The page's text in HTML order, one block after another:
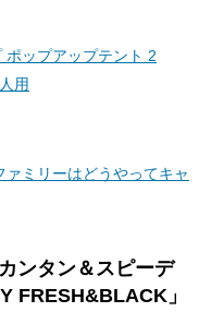
ップアップテント 2
用
ァミリーはどうやってキャ
ンタン＆スピーデ
FRESH&BLACK」